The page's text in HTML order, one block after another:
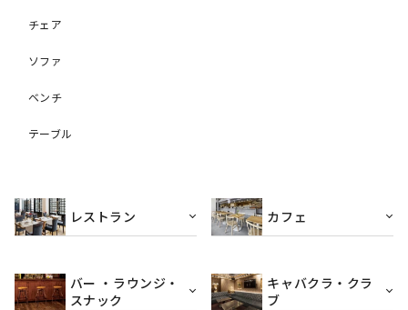
チェア
ソファ
ベンチ
テーブル
レストラン カフェ
バー ・ラウンジ・
スナック
キャバクラ・クラ
ブ